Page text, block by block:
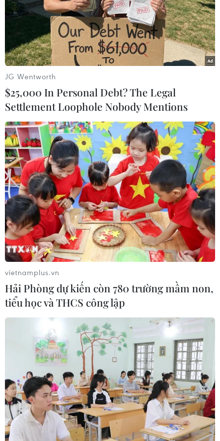
Afghanistan: Tấn công liều chết bằng bom
xe gần sân bay Kabul
28/12/2015 05:34
Đoàn xe quân sự nước ngoài là mục tiêu của một vụ tấn
công liều chết bằng bom xe xảy ra gần sân bay Kabul
của Afghanistan vào sáng 28/12.
Pakistan và Afghanistan thiết lập đường
dây nóng quân sự
30/12/2015 14:57
JG Wentworth
$25,000 In Personal Debt? The Legal
Settlement Loophole Nobody Mentions
vietnamplus.vn
Hải Phòng dự kiến còn 780 trường mầm non,
tiểu học và THCS công lập